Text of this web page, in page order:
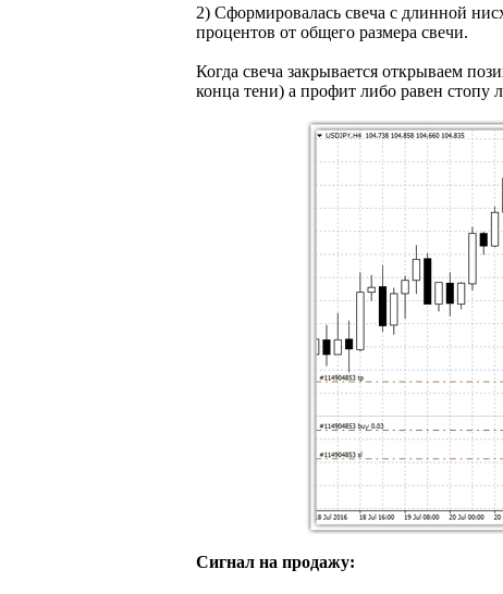
2) Сформировалась свеча с длинной
процентов от общего размера свечи.
Когда свеча закрывается открываем
конца тени) а профит либо равен стопу
Сигнал на продажу: